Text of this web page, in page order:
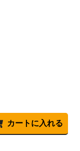
カートに入れる